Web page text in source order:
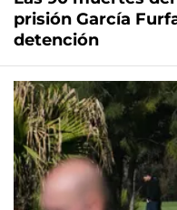
prisión García
detención